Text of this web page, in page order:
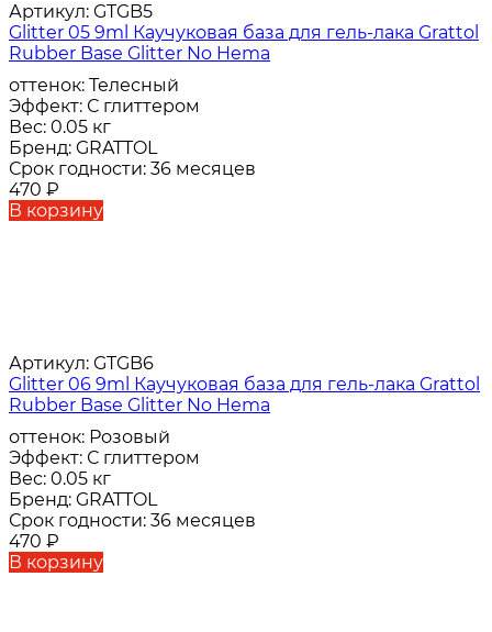
Артикул: GTGB5
Glitter 05 9ml Каучуковая база для гель-лака Grattol
Rubber Base Glitter No Hema
оттенок: Телесный
Эффект: С глиттером
Вес: 0.05 кг
Бренд: GRATTOL
Срок годности: 36 месяцев
470 ₽
В корзину
Артикул: GTGB6
Glitter 06 9ml Каучуковая база для гель-лака Grattol
Rubber Base Glitter No Hema
оттенок: Розовый
Эффект: С глиттером
Вес: 0.05 кг
Бренд: GRATTOL
Срок годности: 36 месяцев
470 ₽
В корзину